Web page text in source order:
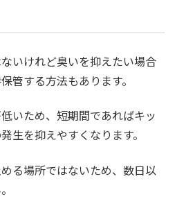
いけれど臭いを抑えたい場合
管する方法もあります。
いため、短期間であればキッ
生を抑えやすくなります。
る場所ではないため、数日以